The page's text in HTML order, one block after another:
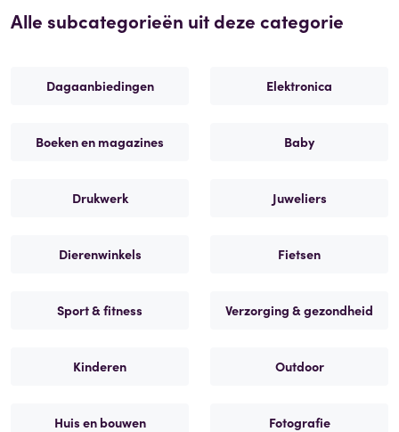
Alle subcategorieën uit deze categorie
Dagaanbiedingen Elektronica
Boeken en magazines Baby
Drukwerk Juweliers
Dierenwinkels Fietsen
Sport & fitness Verzorging & gezondheid
Kinderen Outdoor
Huis en bouwen Fotografie